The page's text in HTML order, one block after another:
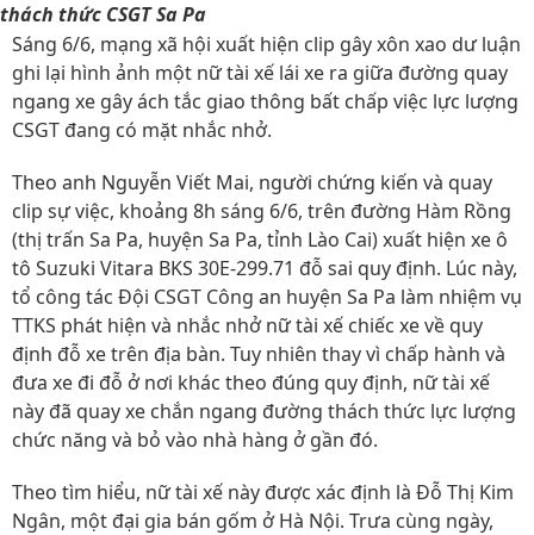
thách thức CSGT Sa Pa
Sáng 6/6, mạng xã hội xuất hiện clip gây xôn xao dư luận
ghi lại hình ảnh một nữ tài xế lái xe ra giữa đường quay
ngang xe gây ách tắc giao thông bất chấp việc lực lượng
CSGT đang có mặt nhắc nhở.
Theo anh Nguyễn Viết Mai, người chứng kiến và quay
clip sự việc, khoảng 8h sáng 6/6, trên đường Hàm Rồng
(thị trấn Sa Pa, huyện Sa Pa, tỉnh Lào Cai) xuất hiện xe ô
tô Suzuki Vitara BKS 30E-299.71 đỗ sai quy định. Lúc này,
tổ công tác Đội CSGT Công an huyện Sa Pa làm nhiệm vụ
TTKS phát hiện và nhắc nhở nữ tài xế chiếc xe về quy
định đỗ xe trên địa bàn. Tuy nhiên thay vì chấp hành và
đưa xe đi đỗ ở nơi khác theo đúng quy định, nữ tài xế
này đã quay xe chắn ngang đường thách thức lực lượng
chức năng và bỏ vào nhà hàng ở gần đó.
Theo tìm hiểu, nữ tài xế này được xác định là Đỗ Thị Kim
Ngân, một đại gia bán gốm ở Hà Nội. Trưa cùng ngày,